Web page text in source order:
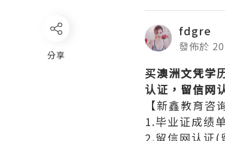
fdgre
發佈於
买澳洲文凭学
认证，留信网
【新鑫教育
1.毕业证成绩
2.留信网认证(
分享